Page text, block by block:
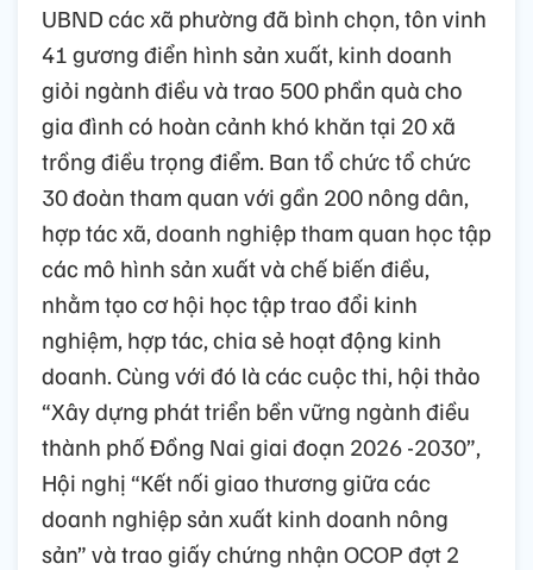
UBND các xã phường đã bình chọn, tôn vinh
41 gương điển hình sản xuất, kinh doanh
giỏi ngành điều và trao 500 phần quà cho
gia đình có hoàn cảnh khó khăn tại 20 xã
trồng điều trọng điểm. Ban tổ chức tổ chức
30 đoàn tham quan với gần 200 nông dân,
hợp tác xã, doanh nghiệp tham quan học tập
các mô hình sản xuất và chế biến điều,
nhằm tạo cơ hội học tập trao đổi kinh
nghiệm, hợp tác, chia sẻ hoạt động kinh
doanh. Cùng với đó là các cuộc thi, hội thảo
“Xây dựng phát triển bền vững ngành điều
thành phố Đồng Nai giai đoạn 2026 -2030”,
Hội nghị “Kết nối giao thương giữa các
doanh nghiệp sản xuất kinh doanh nông
sản” và trao giấy chứng nhận OCOP đợt 2